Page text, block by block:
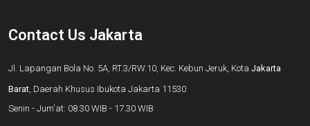
Contact Us Jakarta
Jl. Lapangan Bola No. 5A, RT.3/RW.10, Kec. Kebun Jeruk, Kota Jakarta
Barat, Daerah Khusus Ibukota Jakarta 11530
Senin - Jum'at: 08.30 WIB - 17.30 WIB